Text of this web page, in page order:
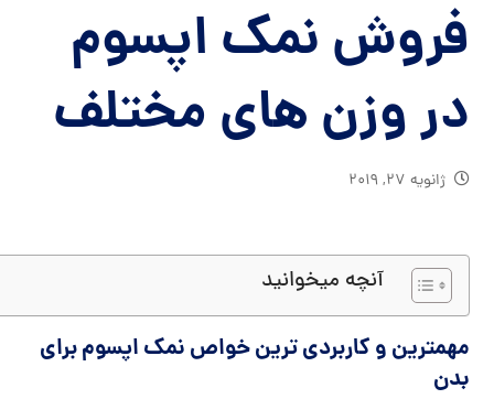
فروش نمک اپسوم
در وزن های مختلف
ژانویه ۲۷, ۲۰۱۹
آنچه میخوانید
مهمترین و کاربردی ترین خواص نمک اپسوم برای
بدن